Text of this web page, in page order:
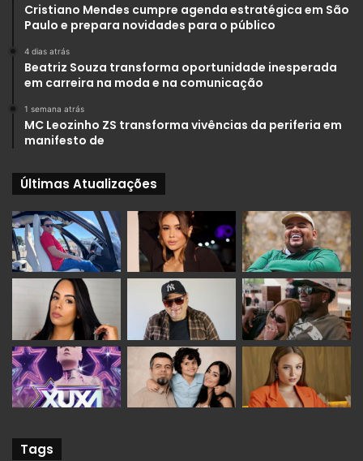
Cristiano Mendes cumpre agenda estratégica em São
Paulo e prepara novidades para o público
4 dias atrás
Beatriz Souza transforma oportunidade inesperada
em carreira na moda e na comunicação
1 semana atrás
MC Leozinho ZS transforma vivências da periferia em
manifesto de
Últimas Atualizações
Tags